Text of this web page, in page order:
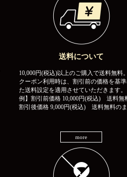
送料について
10,000円(税込)以上のご購入で送料無料。
クーポン利用時は、割引前の価格を基準
た送料設定を適用させていただきます。
例】割引前価格 10,000円(税込) 送料無
割引後価格 9,000円(税込) 送料無料のま
more